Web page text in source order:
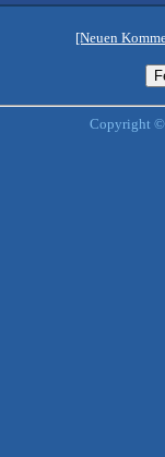
[Neuen
Copyright ©